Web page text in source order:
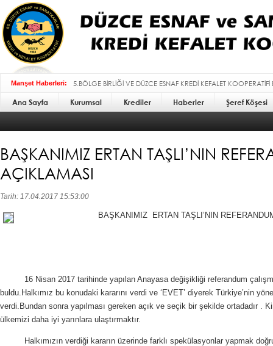
Manşet Haberleri:
5.BÖLGE BİRLİĞİ VE DÜZCE ESNAF KREDİ KEFALET
BAYRAMI MESAJI :
Ana Sayfa Kurumsal Krediler Haberler Şeref Köşesi
BAŞKANIMIZ ERTAN TAŞLI’NIN
AÇIKLAMASI
Tarih: 17.04.2017 15:53:00
BAŞKANIMIZ ERTAN TAŞLI’NIN
16 Nisan 2017 tarihinde yapılan Anayasa değişikliği referandum
buldu.Halkımız bu konudaki kararını verdi ve ‘EVET’ diyerek Türkiye’nin
verdi.Bundan sonra yapılması gereken açık ve seçik bir şekilde ortadadır .
ülkemizi daha iyi yarınlara ulaştırmaktır.
Halkımızın verdiği kararın üzerinde farklı spekülasyonlar yapmak